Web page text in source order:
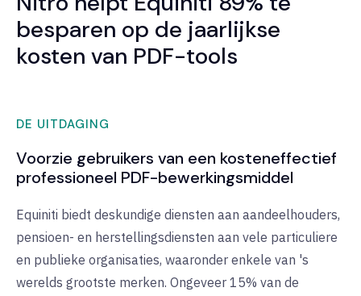
besparen op de jaarlijkse
kosten van PDF-tools
DE UITDAGING
Voorzie gebruikers van een kosteneffectief
professioneel PDF-bewerkingsmiddel
Equiniti biedt deskundige diensten aan aandeelhouders,
pensioen- en herstellingsdiensten aan vele particuliere
en publieke organisaties, waaronder enkele van 's
werelds grootste merken. Ongeveer 15% van de